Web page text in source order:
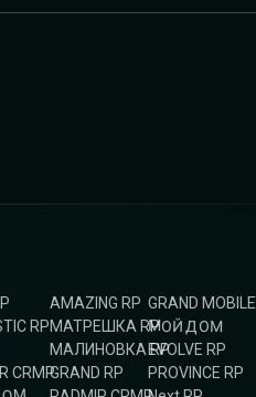
RP
CRMP
AMAZING RP
МАТРЕШКА RP
МАЛИНОВКА RP
GRAND RP
GRAND MOBILE
МОЙ ДОМ
EVOLVE RP
PROVINCE RP